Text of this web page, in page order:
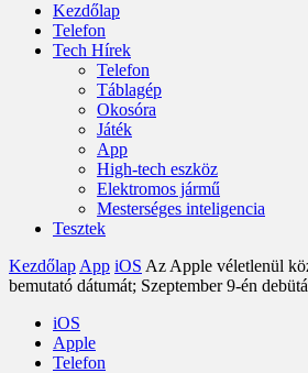
Kezdőlap
Telefon
Tech Hírek
Telefon
Táblagép
Okosóra
Játék
App
High-tech eszköz
Elektromos jármű
Mesterséges inteligencia
Tesztek
Kezdőlap App iOS Az Apple véletlenül
bemutató dátumát; Szeptember 9-én
iOS
Apple
Telefon